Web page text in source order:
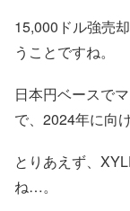
15,000ドル強売
うことですね。
日本円ベースで
で、2024年に向
とりあえず、
ね…。